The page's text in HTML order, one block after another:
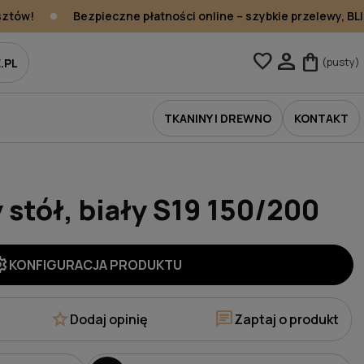
Bezpieczne płatności online – szybkie przelewy,
favorite person shopping_bag (pusty)
TKANINY I DREWNO KONTAKT
biały S19 150/200
KONFIGURACJA PRODUKTU
starDodaj opinię chatZaptaj o produkt